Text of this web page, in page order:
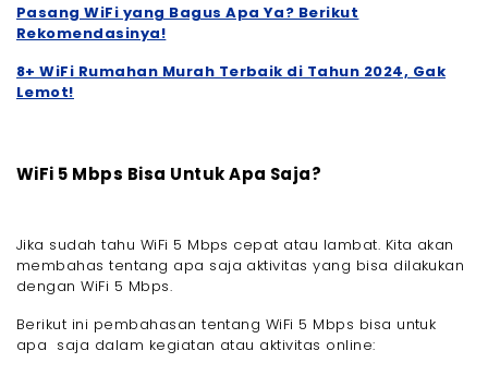
Pasang WiFi yang Bagus Apa Ya? Berikut
Rekomendasinya!
8+ WiFi Rumahan Murah Terbaik di Tahun 2024, Gak
Lemot!
WiFi 5 Mbps Bisa Untuk Apa Saja?
Jika sudah tahu WiFi 5 Mbps cepat atau lambat. Kita akan
membahas tentang apa saja aktivitas yang bisa dilakukan
dengan WiFi 5 Mbps.
Berikut ini pembahasan tentang WiFi 5 Mbps bisa untuk
apa saja dalam kegiatan atau aktivitas online: